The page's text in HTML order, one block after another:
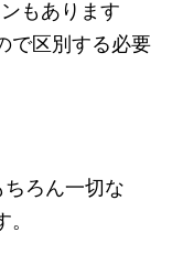
もあります
で区別する必要
ろん一切な